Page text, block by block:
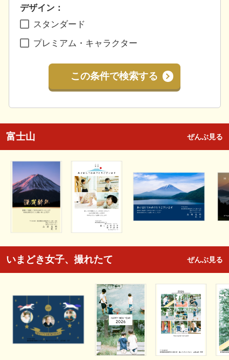
デザイン：
スタンダード
プレミアム・キャラクター
この条件で検索する
富士山 ぜんぶ見る
いまどき女子、撮れたて ぜんぶ見る